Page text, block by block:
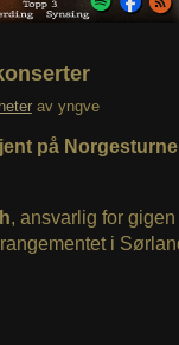
av yngve
på
, ansvarlig for
i